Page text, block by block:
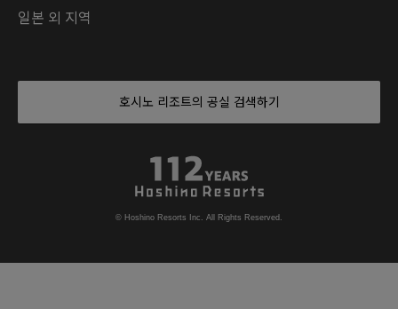
일본 외 지역
호시노 리조트의 공실 검색하기
© Hoshino Resorts Inc. All Rights Reserved.